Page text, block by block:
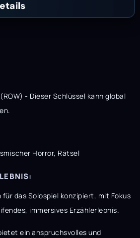
- Dieser Schlüssel kann global
Horror, Rätsel
das Solospiel konzipiert, mit Fokus
immersives Erzählerlebnis.
ein anspruchsvolles und